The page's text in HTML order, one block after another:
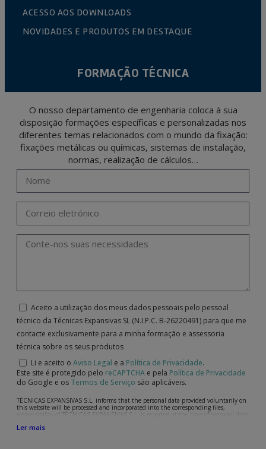
ACESSO AOS DOWNLOADS
NOVIDADES E PRODUTOS EM DESTAQUE
FORMAÇÃO TÉCNICA
O nosso departamento de engenharia coloca à sua
disposição formações específicas e personalizadas nos
diferentes temas relacionados com o mundo da fixação:
fixações metálicas ou químicas, sistemas de instalação,
normas, realização de cálculos…
Aceito a utilização dos meus dados pessoais pelo pessoal
técnico da Técnicas Expansivas SL (N.I.P.C. B-26220491) para que me
contacte exclusivamente para a minha formação e assessoria
técnica sobre os seus produtos
Li e aceito o Aviso Legal e a Política de Privacidade.
Este site é protegido pelo reCAPTCHA e pela Política de Privacidade
do Google e os Termos de Serviço são aplicáveis.
TÉCNICAS EXPANSIVAS S.L. informs that the personal data provided voluntarily on
this website will be processed and incorporated into the corresponding files,
responsibility of TÉCNICAS EXPANSIVAS S.L, is reported at the time of personal data
following: attention to your referred request, complaint or question, established
Ler mais